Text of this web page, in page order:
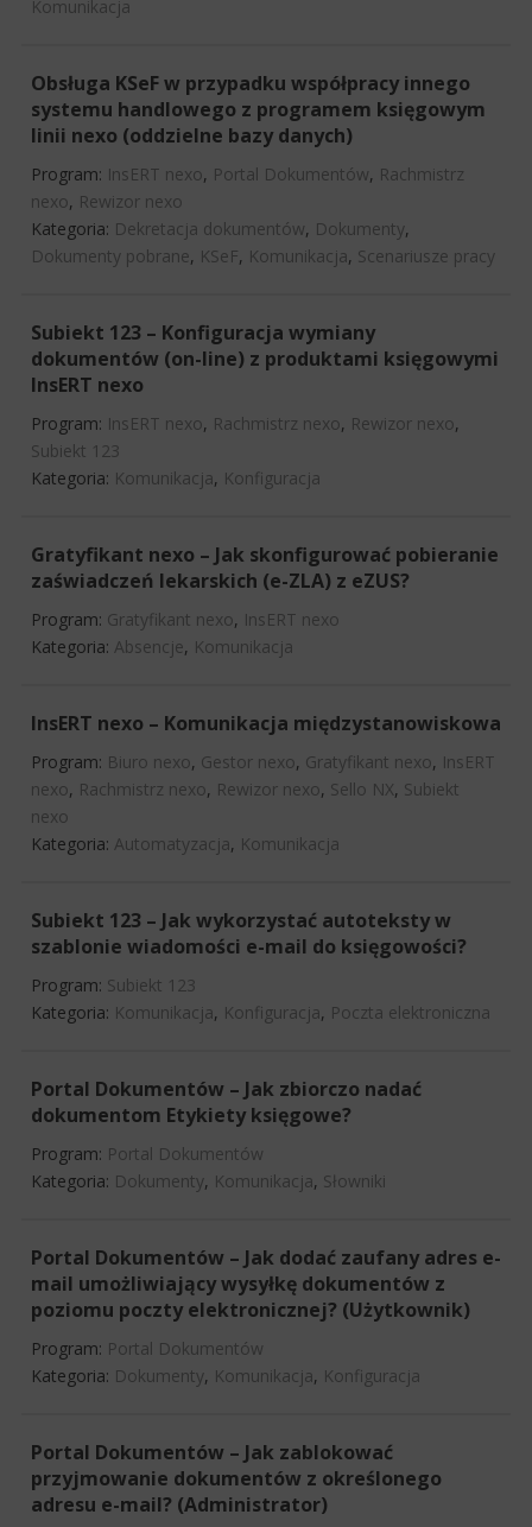
Komunikacja
Obsługa KSeF w przypadku współpracy innego
systemu handlowego z programem księgowym
linii nexo (oddzielne bazy danych)
Program: InsERT nexo, Portal Dokumentów, Rachmistrz
nexo, Rewizor nexo
Kategoria: Dekretacja dokumentów, Dokumenty,
Dokumenty pobrane, KSeF, Komunikacja, Scenariusze pracy
Subiekt 123 – Konfiguracja wymiany
dokumentów (on-line) z produktami księgowymi
InsERT nexo
Program: InsERT nexo, Rachmistrz nexo, Rewizor nexo,
Subiekt 123
Kategoria: Komunikacja, Konfiguracja
Gratyfikant nexo – Jak skonfigurować pobieranie
zaświadczeń lekarskich (e-ZLA) z eZUS?
Program: Gratyfikant nexo, InsERT nexo
Kategoria: Absencje, Komunikacja
InsERT nexo – Komunikacja międzystanowiskowa
Program: Biuro nexo, Gestor nexo, Gratyfikant nexo, InsERT
nexo, Rachmistrz nexo, Rewizor nexo, Sello NX, Subiekt
nexo
Kategoria: Automatyzacja, Komunikacja
Subiekt 123 – Jak wykorzystać autoteksty w
szablonie wiadomości e-mail do księgowości?
Program: Subiekt 123
Kategoria: Komunikacja, Konfiguracja, Poczta elektroniczna
Portal Dokumentów – Jak zbiorczo nadać
dokumentom Etykiety księgowe?
Program: Portal Dokumentów
Kategoria: Dokumenty, Komunikacja, Słowniki
Portal Dokumentów – Jak dodać zaufany adres e-
mail umożliwiający wysyłkę dokumentów z
poziomu poczty elektronicznej? (Użytkownik)
Program: Portal Dokumentów
Kategoria: Dokumenty, Komunikacja, Konfiguracja
Portal Dokumentów – Jak zablokować
przyjmowanie dokumentów z określonego
adresu e-mail? (Administrator)